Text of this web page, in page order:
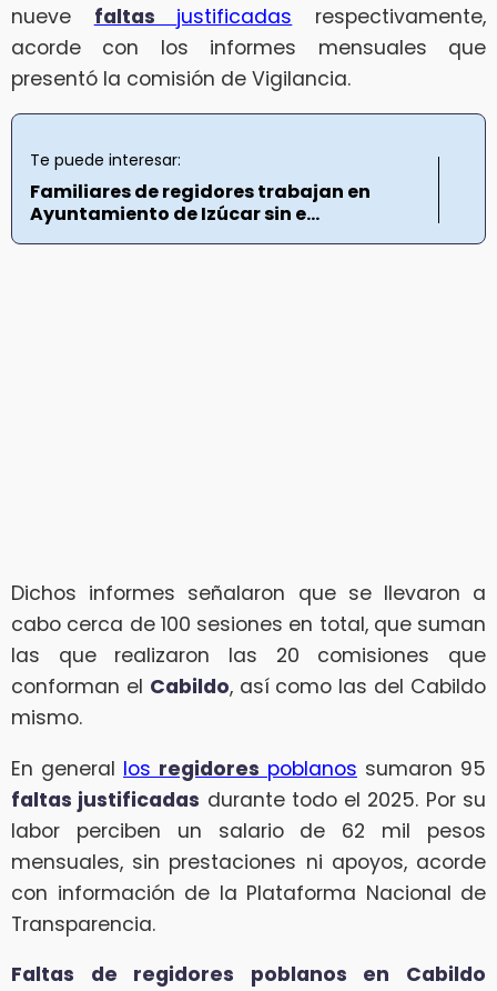
nueve faltas justificadas respectivamente,
acorde con los informes mensuales que
presentó la comisión de Vigilancia.
Te puede interesar:
Familiares de regidores trabajan en
Ayuntamiento de Izúcar sin e...
Dichos informes señalaron que se llevaron a
cabo cerca de 100 sesiones en total, que suman
las que realizaron las 20 comisiones que
conforman el Cabildo, así como las del Cabildo
mismo.
En general los regidores poblanos sumaron 95
faltas justificadas durante todo el 2025. Por su
labor perciben un salario de 62 mil pesos
mensuales, sin prestaciones ni apoyos, acorde
con información de la Plataforma Nacional de
Transparencia.
Faltas de regidores poblanos en Cabildo